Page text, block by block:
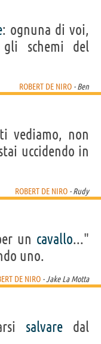
: ognuna di voi,
schemi del
ROBERT DE NIRO - Ben
vediamo, non
uccidendo in
ROBERT DE NIRO - Rudy
un cavallo..."
uno.
DE NIRO - Jake La Motta
salvaredal